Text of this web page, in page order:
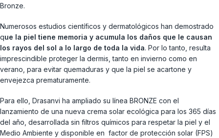
Bronze.
Numerosos estudios científicos y dermatológicos han demostrado
que la piel tiene memoria y acumula los daños que le causan
los rayos del sol a lo largo de toda la vida. Por lo tanto, resulta
imprescindible proteger la dermis, tanto en invierno como en
verano, para evitar quemaduras y que la piel se acartone y
envejezca prematuramente.
Para ello, Drasanvi ha ampliado su línea BRONZE con el
lanzamiento de una nueva crema solar ecológica para los 365 días
del año, desarrollada sin filtros químicos para respetar la piel y el
Medio Ambiente y disponible en factor de protección solar (FPS)